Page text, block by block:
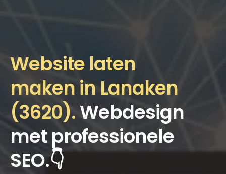
Website laten
maken in Lanaken
(3620).Webdesign
met professionele
SEO.👇